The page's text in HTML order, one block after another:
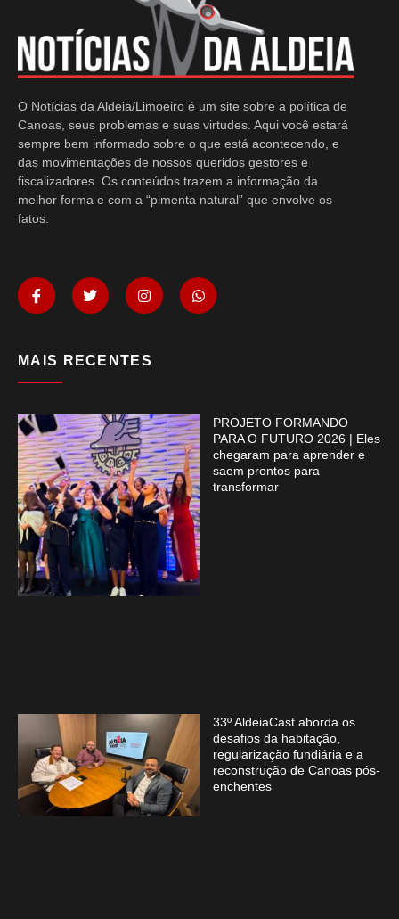
O Notícias da Aldeia/Limoeiro é um site sobre a política de
Canoas, seus problemas e suas virtudes. Aqui você estará
sempre bem informado sobre o que está acontecendo, e
das movimentações de nossos queridos gestores e
fiscalizadores. Os conteúdos trazem a informação da
melhor forma e com a “pimenta natural” que envolve os
fatos.
MAIS RECENTES
PROJETO FORMANDO
PARA O FUTURO 2026 | Eles
chegaram para aprender e
saem prontos para
transformar
33º AldeiaCast aborda os
desafios da habitação,
regularização fundiária e a
reconstrução de Canoas pós-
enchentes